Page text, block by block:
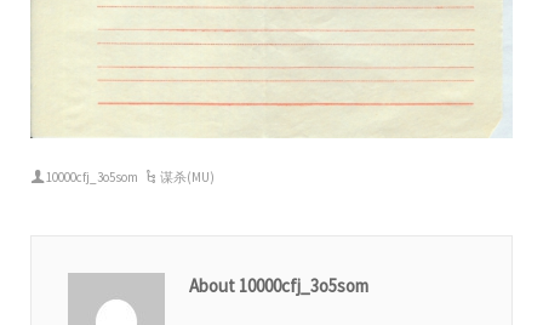
10000cfj_3o5som 谋杀(MU)
About 10000cfj_3o5som